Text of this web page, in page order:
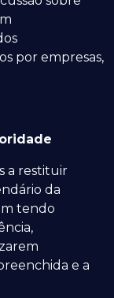
por empresas,
a restituir
da
tendo
e a